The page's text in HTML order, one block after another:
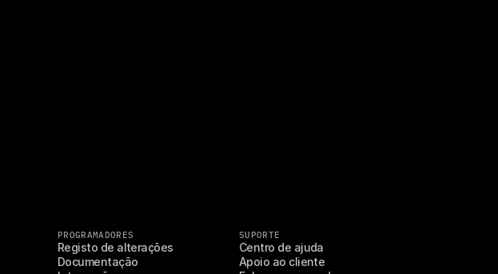
PROGRAMADORES
Registo de alterações
Documentação
SUPORTE
Centro de ajuda
Apoio ao cliente